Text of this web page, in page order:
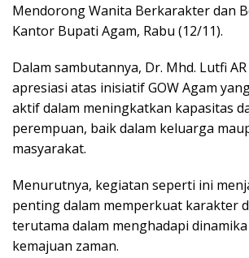
Mendorong Wanita Berkarakter dan
Kantor Bupati Agam, Rabu (12/11).
Dalam sambutannya, Dr. Mhd. Lutfi
apresiasi atas inisiatif GOW Agam
aktif dalam meningkatkan kapasitas
perempuan, baik dalam keluarga
masyarakat.
Menurutnya, kegiatan seperti ini
penting dalam memperkuat karakter
terutama dalam menghadapi
kemajuan zaman.